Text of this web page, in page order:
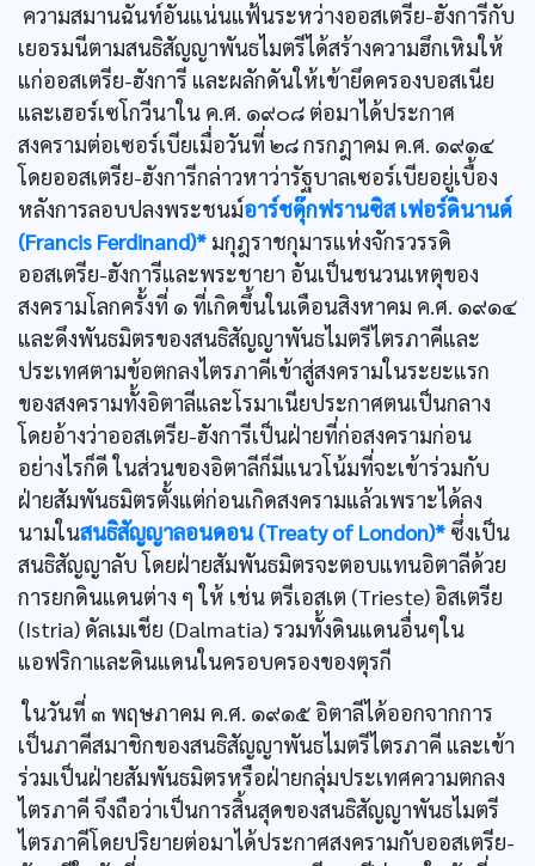
ความสมานฉันท์อันแน่นแฟ้นระหว่างออสเตรีย-ฮังการีกับ
เยอรมนีตามสนธิสัญญาพันธไมตรีได้สร้างความฮึกเหิมให้
แก่ออสเตรีย-ฮังการี และผลักดันให้เข้ายึดครองบอสเนีย
และเฮอร์เซโกวีนาใน ค.ศ. ๑๙๐๘ ต่อมาได้ประกาศ
สงครามต่อเซอร์เบียเมื่อวันที่ ๒๘ กรกฎาคม ค.ศ. ๑๙๑๔
โดยออสเตรีย-ฮังการีกล่าวหาว่ารัฐบาลเซอร์เบียอยู่เบื้อง
หลังการลอบปลงพระชนม์อาร์ชดุ๊กฟรานซิส เฟอร์ดินานด์
(Francis Ferdinand)* มกุฎราชกุมารแห่งจักรวรรดิ
ออสเตรีย-ฮังการีและพระชายา อันเป็นชนวนเหตุของ
สงครามโลกครั้งที่ ๑ ที่เกิดขึ้นในเดือนสิงหาคม ค.ศ. ๑๙๑๔
และดึงพันธมิตรของสนธิสัญญาพันธไมตรีไตรภาคีและ
ประเทศตามข้อตกลงไตรภาคีเข้าสู่สงครามในระยะแรก
ของสงครามทั้งอิตาลีและโรมาเนียประกาศตนเป็นกลาง
โดยอ้างว่าออสเตรีย-ฮังการีเป็นฝ่ายที่ก่อสงครามก่อน
อย่างไรก็ดี ในส่วนของอิตาลีก็มีแนวโน้มที่จะเข้าร่วมกับ
ฝ่ายสัมพันธมิตรตั้งแต่ก่อนเกิดสงครามแล้วเพราะได้ลง
นามในสนธิสัญญาลอนดอน (Treaty of London)* ซึ่งเป็น
สนธิสัญญาลับ โดยฝ่ายสัมพันธมิตรจะตอบแทนอิตาลีด้วย
การยกดินแดนต่าง ๆ ให้ เช่น ตรีเอสเต (Trieste) อิสเตรีย
(Istria) ดัลเมเชีย (Dalmatia) รวมทั้งดินแดนอื่นๆใน
แอฟริกาและดินแดนในครอบครองของตุรกี
ในวันที่ ๓ พฤษภาคม ค.ศ. ๑๙๑๕ อิตาลีได้ออกจากการ
เป็นภาคีสมาชิกของสนธิสัญญาพันธไมตรีไตรภาคี และเข้า
ร่วมเป็นฝ่ายสัมพันธมิตรหรือฝ่ายกลุ่มประเทศความตกลง
ไตรภาคี จึงถือว่าเป็นการสิ้นสุดของสนธิสัญญาพันธไมตรี
ไตรภาคีโดยปริยายต่อมาได้ประกาศสงครามกับออสเตรีย-